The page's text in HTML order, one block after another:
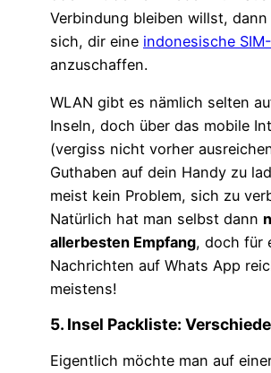
Verbindung bleiben willst,
sich, dir eine indonesische
anzuschaffen.
WLAN gibt es nämlich selten
Inseln, doch über das mobile
(vergiss nicht vorher
Guthaben auf dein Handy zu
meist kein Problem, sich zu
Natürlich hat man selbst dann
allerbesten Empfang, doch für
Nachrichten auf Whats App
meistens!
5. Insel Packliste:
Eigentlich möchte man auf